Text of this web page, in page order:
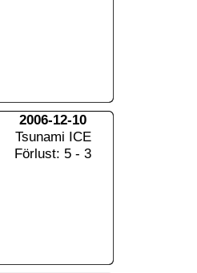
2006-12-10
Tsunami ICE
Förlust: 5 - 3